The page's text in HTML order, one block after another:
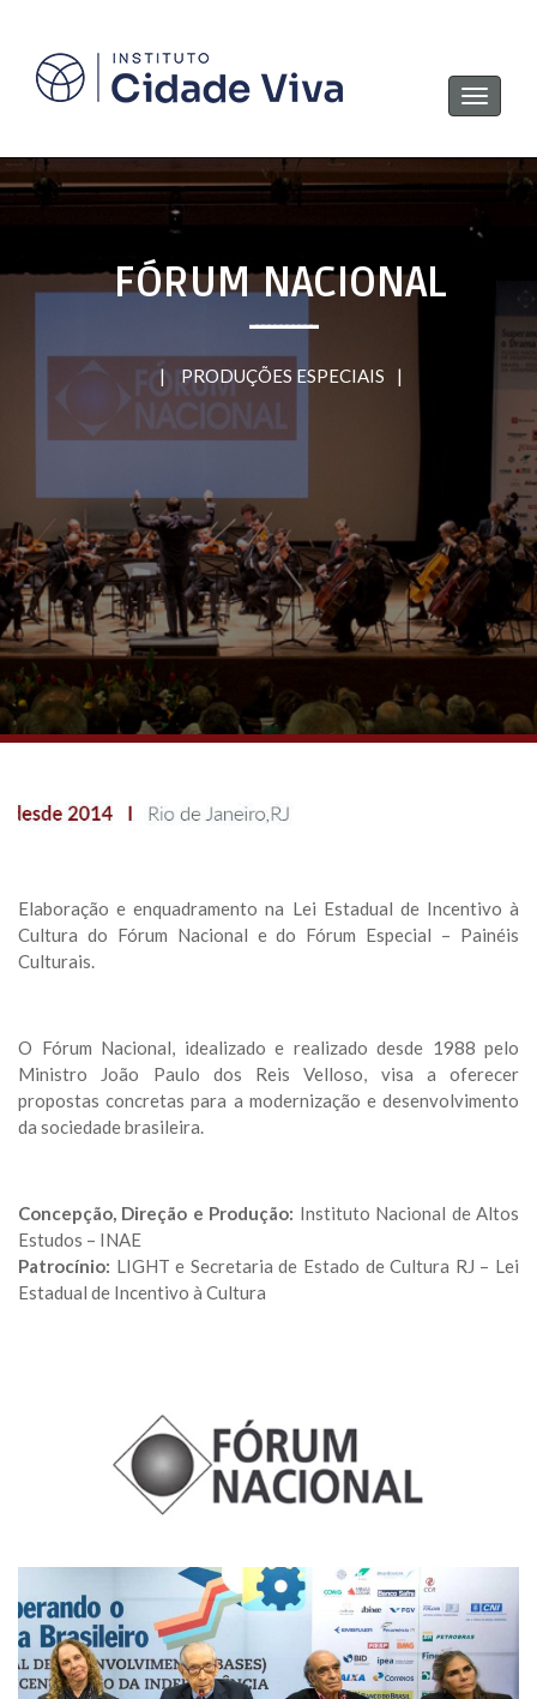
FÓRUM NACIONAL
| PRODUÇÕES ESPECIAIS |
Elaboração e enquadramento na Lei Estadual de Incentivo à
Cultura do Fórum Nacional e do Fórum Especial – Painéis
Culturais.
O Fórum Nacional, idealizado e realizado desde 1988 pelo
Ministro João Paulo dos Reis Velloso, visa a oferecer
propostas concretas para a modernização e desenvolvimento
da sociedade brasileira.
Concepção, Direção e Produção: Instituto Nacional de Altos
Estudos – INAE
Patrocínio: LIGHT e Secretaria de Estado de Cultura RJ – Lei
Estadual de Incentivo à Cultura